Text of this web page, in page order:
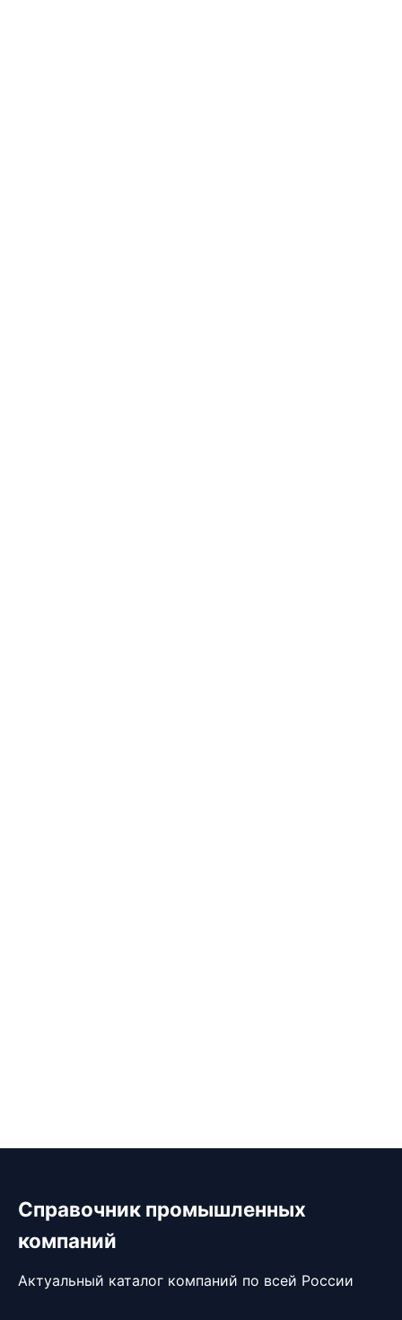
Справочник промышленных
компаний
Актуальный каталог компаний по всей России